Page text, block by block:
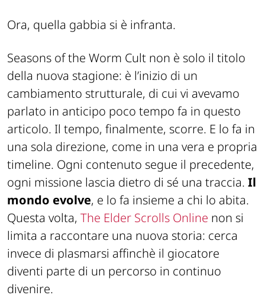
Ora, quella gabbia si è infranta.
Seasons of the Worm Cult non è solo il titolo
della nuova stagione: è l’inizio di un
cambiamento strutturale, di cui vi avevamo
parlato in anticipo poco tempo fa in questo
articolo. Il tempo, finalmente, scorre. E lo fa in
una sola direzione, come in una vera e propria
timeline. Ogni contenuto segue il precedente,
ogni missione lascia dietro di sé una traccia. Il
mondo evolve, e lo fa insieme a chi lo abita.
Questa volta, The Elder Scrolls Online non si
limita a raccontare una nuova storia: cerca
invece di plasmarsi affinchè il giocatore
diventi parte di un percorso in continuo
divenire.